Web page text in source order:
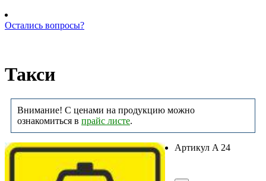
Остались вопросы?
Такси
Внимание! С ценами на продукцию можно
ознакомиться в прайс листе.
Артикул A 24